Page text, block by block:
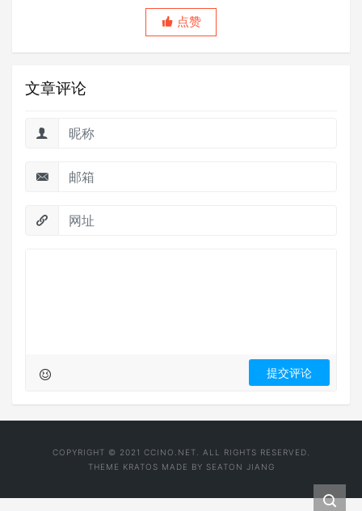
点赞
文章评论
COPYRIGHT © 2021 CCINO.NET. ALL RIGHTS RESERVED.
THEME KRATOS MADE BY SEATON JIANG